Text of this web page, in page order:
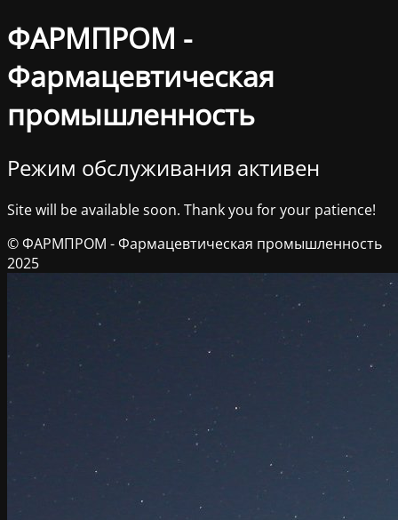
ФАРМПРОМ -
Фармацевтическая
промышленность
Режим обслуживания активен
Site will be available soon. Thank you for your patience!
© ФАРМПРОМ - Фармацевтическая промышленность
2025